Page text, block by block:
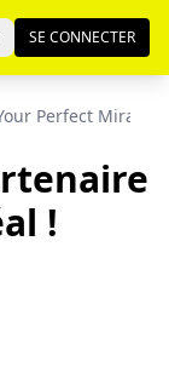
SE CONNECTER
Perfect
!